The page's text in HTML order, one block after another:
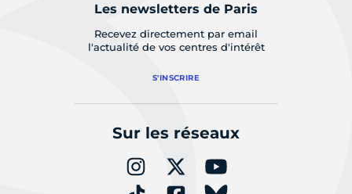
Les newsletters de Paris
Recevez directement par email
l'actualité de vos centres d'intérêt
S'INSCRIRE
Sur les réseaux